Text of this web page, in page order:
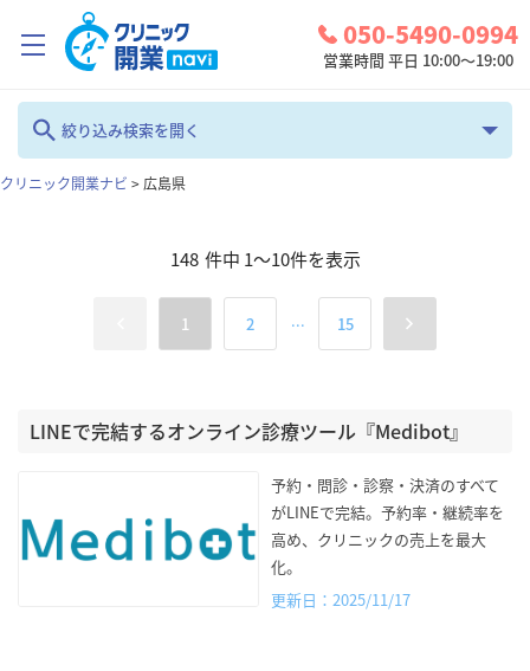
050-5490-0994
営業時間 平日 10:00～19:00
絞り込み検索を開く
フリーワード
地域
全て 検索
クリニック開業ナビ >広島県
148 件中 1～10件を表示
1 2 ... 15
LINEで完結するオンライン診療ツール『Medibot』
予約・問診・診察・決済のすべて
がLINEで完結。予約率・継続率を
高め、クリニックの売上を最大
化。
更新日：2025/11/17
クリニック開業ナビとは？
診療圏調査